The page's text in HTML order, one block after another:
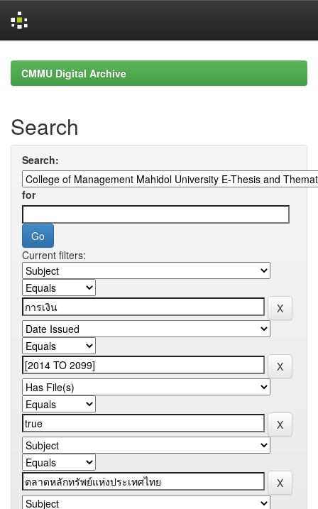
navigationCMMU Digital Archive
Search
Search:
for
Current filters: